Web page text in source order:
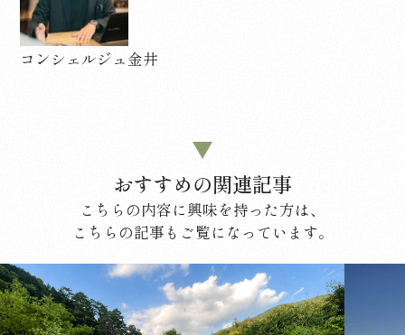
コンシェルジュ金井
おすすめの関連記事
こちらの内容に興味を持った方は、
こちらの記事もご覧になっています。